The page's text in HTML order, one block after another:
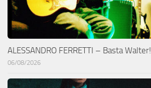
ALESSANDRO FERRETTI – Basta Walter!
06/08/2026